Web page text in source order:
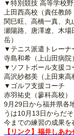
▼特別競技 高等学校
上田西高校（責任教
関巳旺、高橋一真、
瀬陽路、唐澤遼、木
岳）
▼テニス派遣トレーナ
寺島和希（上山田病院）
▼ソフトボール支援コ
高沢紗都美（上田東高
▼ゴルフ支援コーチ
赤羽祐史（蓼科高校）
9月29日から福井県各
うは10月13日からだそ
今までの練習の成果を
【リンク】福井しあ